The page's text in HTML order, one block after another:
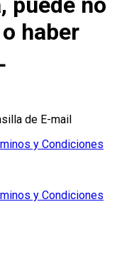
haber
de E-mail
y Condiciones
y Condiciones